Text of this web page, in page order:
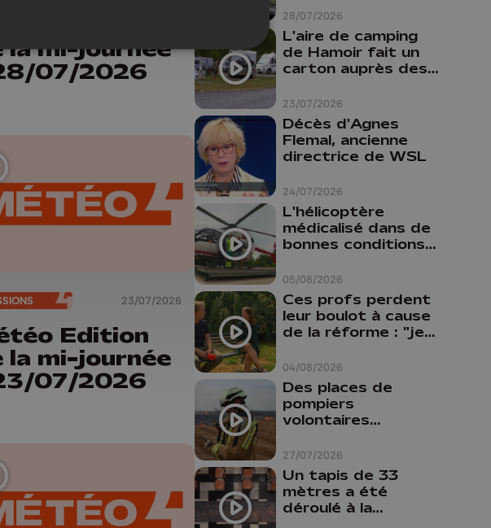
Edition
la mi-journée
07/2026
23/07/2026
Edition
la mi-journée
07/2026
28/07/2026
budget pour le
faire
23/07/2026
L'aire de camping
de Hamoir fait un
carton auprès des
24/07/2026
Décès d'Agnes
Flemal, ancienne
directrice de WSL
05/08/2026
L'hélicoptère
médicalisé dans de
bonnes conditions à
04/08/2026
Ces profs perdent
leur boulot à cause
de la réforme : "je
comme prof que
comme
pharmacienne"
27/07/2026
Des places de
pompiers
volontaires
province de Liège :
"Un citoyen qui
n'est formé ne
peut pas nous
aider"
Un tapis de 33
mètres a été
déroulé à la